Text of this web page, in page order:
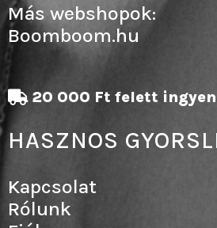
20 000 Ft felett
HASZNOS
Kapcsolat
Rólunk
Más webshopok:
Boomboom.hu